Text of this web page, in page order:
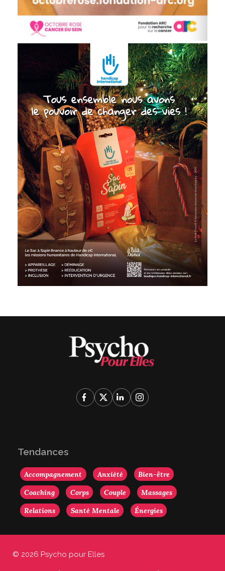
Tendances
Accompagnement Anxiété
Bien-être
Coaching
Corps Couple
Massages
Relations
Santé Mentale Énergies
© 2026 Psycho pour Elles